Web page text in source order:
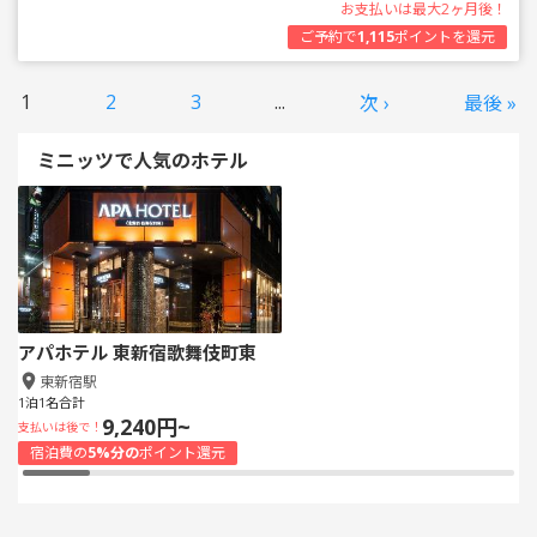
お支払いは最大2ヶ月後！
ご予約で1,115ポイントを還元
1 2 3 ... 次 › 最後 »
ミニッツで人気のホテル
アパホテル 東新宿歌舞伎町東
東新宿駅
1泊1名合計
支払いは後で！ 9,240円~
宿泊費の5%分のポイント還元